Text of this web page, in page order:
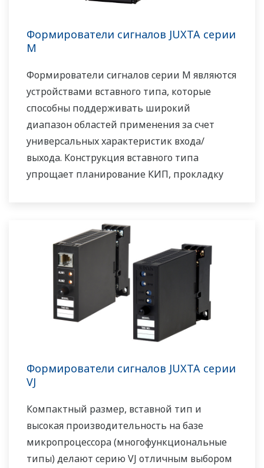
Формирователи сигналов JUXTA серии
M
Формирователи сигналов серии M являются
устройствами вставного типа, которые
способны поддерживать широкий
диапазон областей применения за счет
универсальных характеристик входа/
выхода. Конструкция вставного типа
упрощает планирование КИП, прокладку
типов формирователей сигналов
Формирователи сигналов JUXTA серии
VJ
Компактный размер, вставной тип и
высокая производительность на базе
микропроцессора (многофункциональные
типы) делают серию VJ отличным выбором